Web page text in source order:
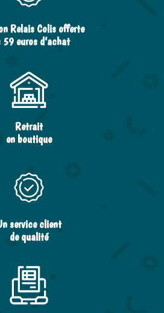
Relais Colis offerte
59 euros d’achat
Retrait
en boutique
service client
de qualité